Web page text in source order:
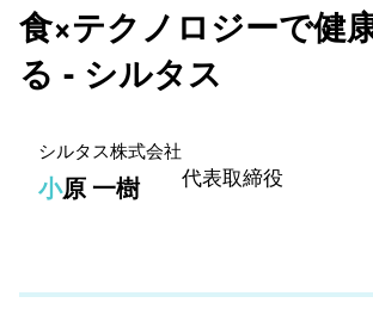
食×テクノロジーで健
る - シルタス
シルタス株式会社
小原 一樹 代表取締役